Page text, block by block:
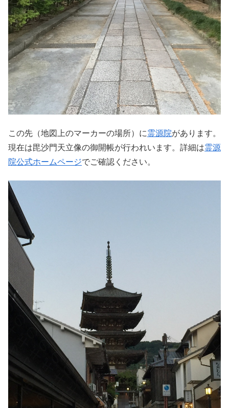
この先（地図上のマーカーの場所）に霊源院があります。
現在は毘沙門天立像の御開帳が行われいます。詳細は霊源
院公式ホームページでご確認ください。